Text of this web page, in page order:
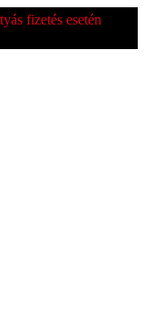
fizetés esetén